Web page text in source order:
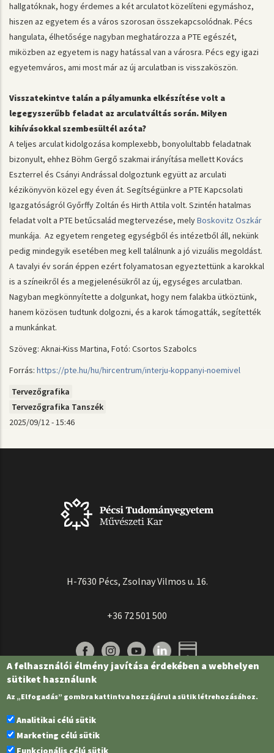
hallgatóknak, hogy érdemes a két arculatot közelíteni egymáshoz,
hiszen az egyetem és a város szorosan összekapcsolódnak. Pécs
hangulata, élhetősége nagyban meghatározza a PTE egészét,
miközben az egyetem is nagy hatással van a városra. Pécs egy igazi
egyetemváros, ami most már az új arculatban is visszaköszön.
Visszatekintve talán a pályamunka elkészítése volt a
legegyszerűbb feladat az arculatváltás során. Milyen
kihívásokkal szembesültél azóta?
A teljes arculat kidolgozása komplexebb, bonyolultabb feladatnak
bizonyult, ehhez Böhm Gergő szakmai irányítása mellett Kovács
Eszterrel és Csányi Andrással dolgoztunk együtt az arculati
kézikönyvön közel egy éven át. Segítségünkre a PTE Kapcsolati
Igazgatóságról Győrffy Zoltán és Hirth Attila volt. Szintén hatalmas
feladat volt a PTE betűcsalád megtervezése, melyBoskovitz Oszkár
munkája. Az egyetem rengeteg egységből és intézetből áll, nekünk
pedig mindegyik esetében meg kell találnunk a jó vizuális megoldást.
A tavalyi év során éppen ezért folyamatosan egyeztettünk a karokkal
is a színeikről és a megjelenésükről az új, egységes arculatban.
Nagyban megkönnyítette a dolgunkat, hogy nem falakba ütköztünk,
hanem közösen tudtunk dolgozni, és a karok támogatták, segítették
a munkánkat.
Szöveg: Aknai-Kiss Martina, Fotó: Csortos Szabolcs
Forrás: https://pte.hu/hu/hircentrum/interju-koppanyi-noemivel
Tervezőgrafika
Tervezőgrafika Tanszék
2025/09/12 - 15:46
H-7630 Pécs, Zsolnay Vilmos u. 16.
+36 72 501 500
A felhasználói élmény javítása érdekében a webhelyen
sütiket használunk
Az „Elfogadás” gombra kattintva hozzájárul a sütik létrehozásához.
Analitikai célú sütik
Marketing célú sütik
Funkcionális célú sütik